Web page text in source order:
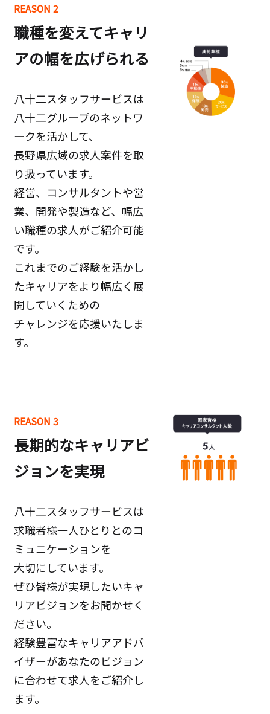
REASON 2
職種を変えてキャリ
アの幅を広げられる
八十二スタッフサービスは
八十二グループのネットワ
ークを活かして、
長野県広域の求人案件を取
り扱っています。
経営、コンサルタントや営
業、開発や製造など、幅広
い職種の求人がご紹介可能
です。
これまでのご経験を活かし
たキャリアをより幅広く展
開していくための
チャレンジを応援いたしま
す。
REASON 3
長期的なキャリアビ
ジョンを実現
八十二スタッフサービスは
求職者様一人ひとりとのコ
ミュニケーションを
大切にしています。
ぜひ皆様が実現したいキャ
リアビジョンをお聞かせく
ださい。
経験豊富なキャリアアドバ
イザーがあなたのビジョン
に合わせて求人をご紹介し
ます。